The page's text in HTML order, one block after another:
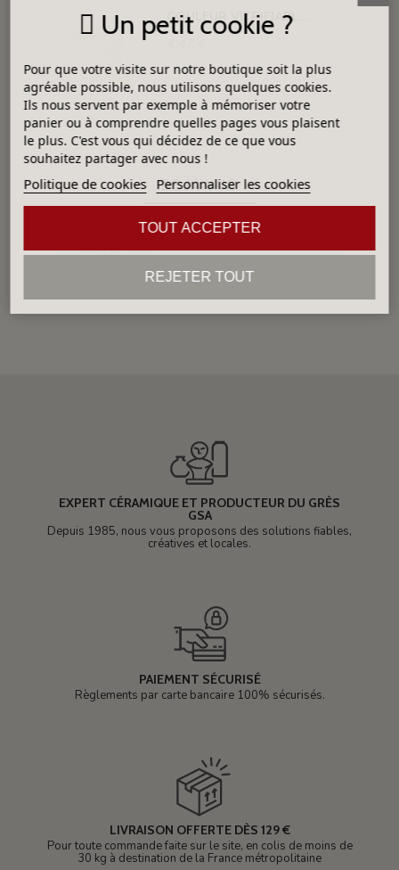
DÉJÀ VUS
Aucun produit
EXPERT CÉRAMIQUE ET PRODUCTEUR DU GRÈS
GSA
Depuis 1985, nous vous proposons des solutions fiables,
créatives et locales.
PAIEMENT SÉCURISÉ
Règlements par carte bancaire 100% sécurisés.
LIVRAISON OFFERTE DÈS 129 €
Pour toute commande faite sur le site, en colis de moins de
30 kg à destination de la France métropolitaine
Un petit cookie ?
Pour que votre visite sur notre boutique soit la plus
agréable possible, nous utilisons quelques cookies.
Ils nous servent par exemple à mémoriser votre
panier ou à comprendre quelles pages vous plaisent
le plus. C'est vous qui décidez de ce que vous
souhaitez partager avec nous !
Politique de cookies Personnaliser les cookies
REJETER TOUT
TOUT ACCEPTER